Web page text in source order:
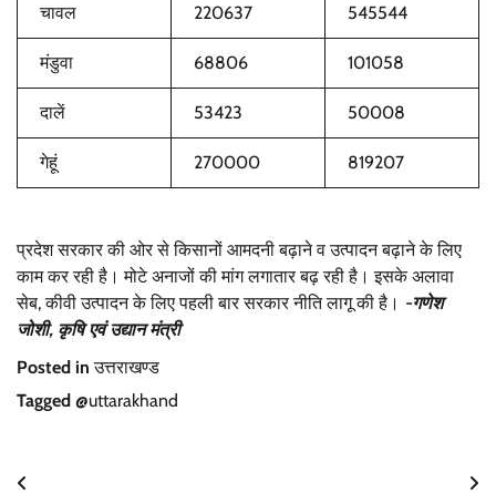
चावल 220637 545544
मंडुवा 68806 101058
दालें 53423 50008
गेहूं 270000 819207
प्रदेश सरकार की ओर से किसानों आमदनी बढ़ाने व उत्पादन बढ़ाने के लिए
काम कर रही है। मोटे अनाजों की मांग लगातार बढ़ रही है। इसके अलावा
सेब, कीवी उत्पादन के लिए पहली बार सरकार नीति लागू की है। -गणेश
जोशी, कृषि एवं उद्यान मंत्री
Posted inउत्तराखण्ड
Tagged @uttarakhand